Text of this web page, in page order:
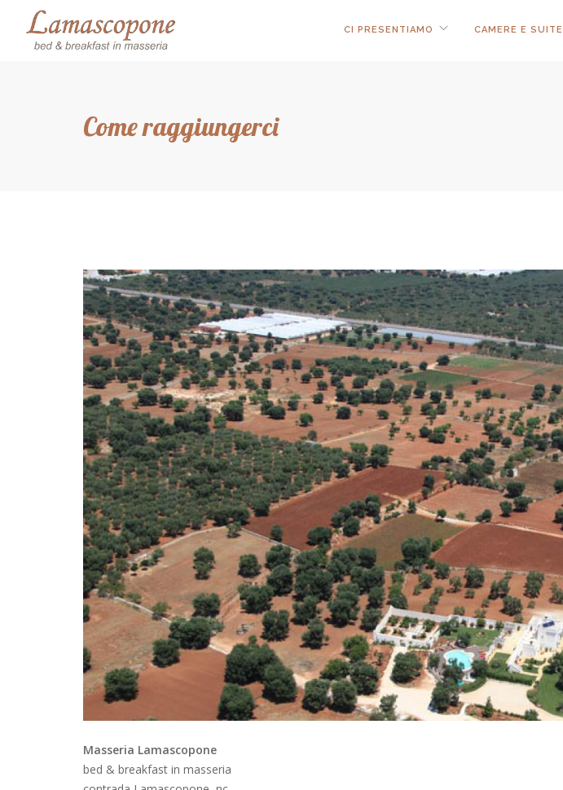
CI PRESENTIAMO CAMERE E SUITE
Come raggiungerci
Masseria Lamascopone
bed & breakfast in masseria